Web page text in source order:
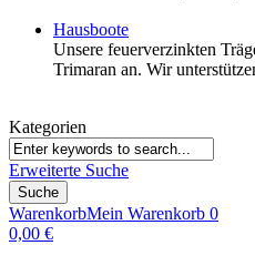
Hausboote
Unsere feuerverzinkten
Trimaran an. Wir
Kategorien
Erweiterte Suche
Suche
WarenkorbMein Warenkorb 0
0,00 €